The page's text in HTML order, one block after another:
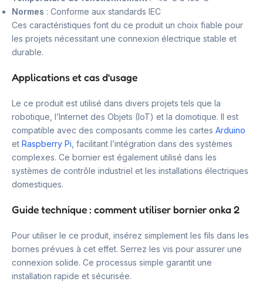
Normes : Conforme aux standards IEC
Ces caractéristiques font du ce produit un choix fiable pour
les projets nécessitant une connexion électrique stable et
durable.
Applications et cas d’usage
Le ce produit est utilisé dans divers projets tels que la
robotique, l’Internet des Objets (IoT) et la domotique. Il est
compatible avec des composants comme les cartes Arduino
et Raspberry Pi , facilitant l’intégration dans des systèmes
complexes. Ce bornier est également utilisé dans les
systèmes de contrôle industriel et les installations électriques
domestiques.
Guide technique : comment utiliser bornier onka 2
Pour utiliser le ce produit, insérez simplement les fils dans les
bornes prévues à cet effet. Serrez les vis pour assurer une
connexion solide. Ce processus simple garantit une
installation rapide et sécurisée.